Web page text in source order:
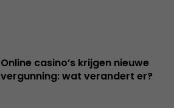
Online casino’s krijgen nieuwe
vergunning: wat verandert er?